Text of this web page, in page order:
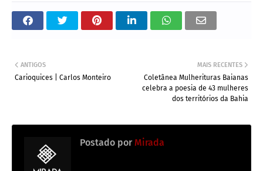
MAIS RECENTES
Coletânea Mulherituras Baianas
celebra a poesia de 43 mulheres
dos territórios da Bahia
ANTIGOS
Carioquices | Carlos Monteiro
Postado por Mirada